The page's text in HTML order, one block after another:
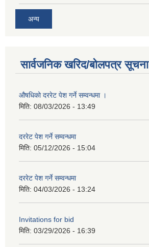
अन्य
सार्वजनिक खरिद/बोलपत्र सूचना
औषधिको दररेट पेश गर्ने सम्वन्धमा ।
मिति: 08/03/2026 - 13:49
दररेट पेश गर्ने सम्वन्धमा
मिति: 05/12/2026 - 15:04
दररेट पेश गर्ने सम्वन्धमा
मिति: 04/03/2026 - 13:24
Invitations for bid
मिति: 03/29/2026 - 16:39